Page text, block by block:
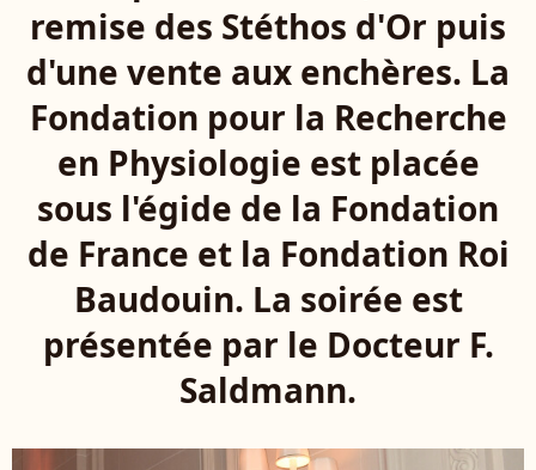
remise des Stéthos d'Or puis
d'une vente aux enchères. La
Fondation pour la Recherche
en Physiologie est placée
sous l'égide de la Fondation
de France et la Fondation Roi
Baudouin. La soirée est
présentée par le Docteur F.
Saldmann.